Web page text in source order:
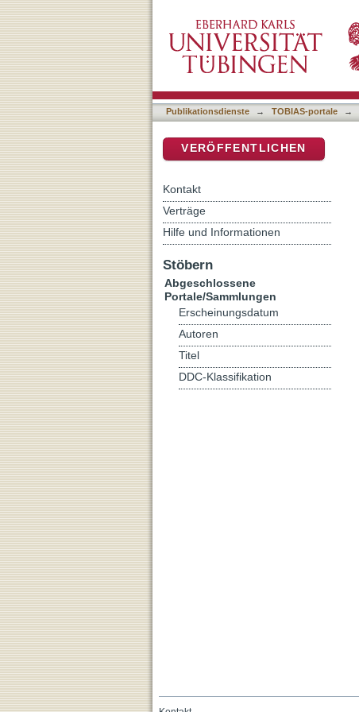
Publikationsdienste → TOBIAS-portale →
VERÖFFENTLICHEN
Kontakt
Verträge
Hilfe und Informationen
Stöbern
Abgeschlossene
Portale/Sammlungen
Erscheinungsdatum
Autoren
Titel
DDC-Klassifikation